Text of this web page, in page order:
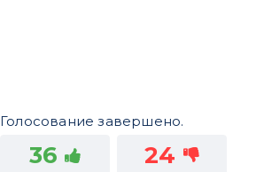
Голосование завершено.
36 24